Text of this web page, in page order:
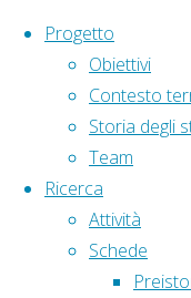
Salta al contenuto
Progetto
Obiettivi
Contesto
Storia degli
Team
Ricerca
Attività
Schede
HomeArticoli